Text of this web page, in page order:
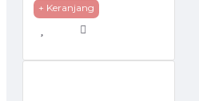
+ Keranjang